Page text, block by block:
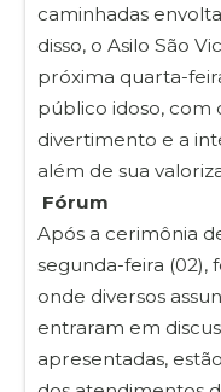
caminhadas
disso, o Asilo São
próxima quarta-
público idoso,
divertimento e a
além de sua
Fórum
Após a cerimônia
segunda-feira (02),
onde diversos
entraram em
apresentadas,